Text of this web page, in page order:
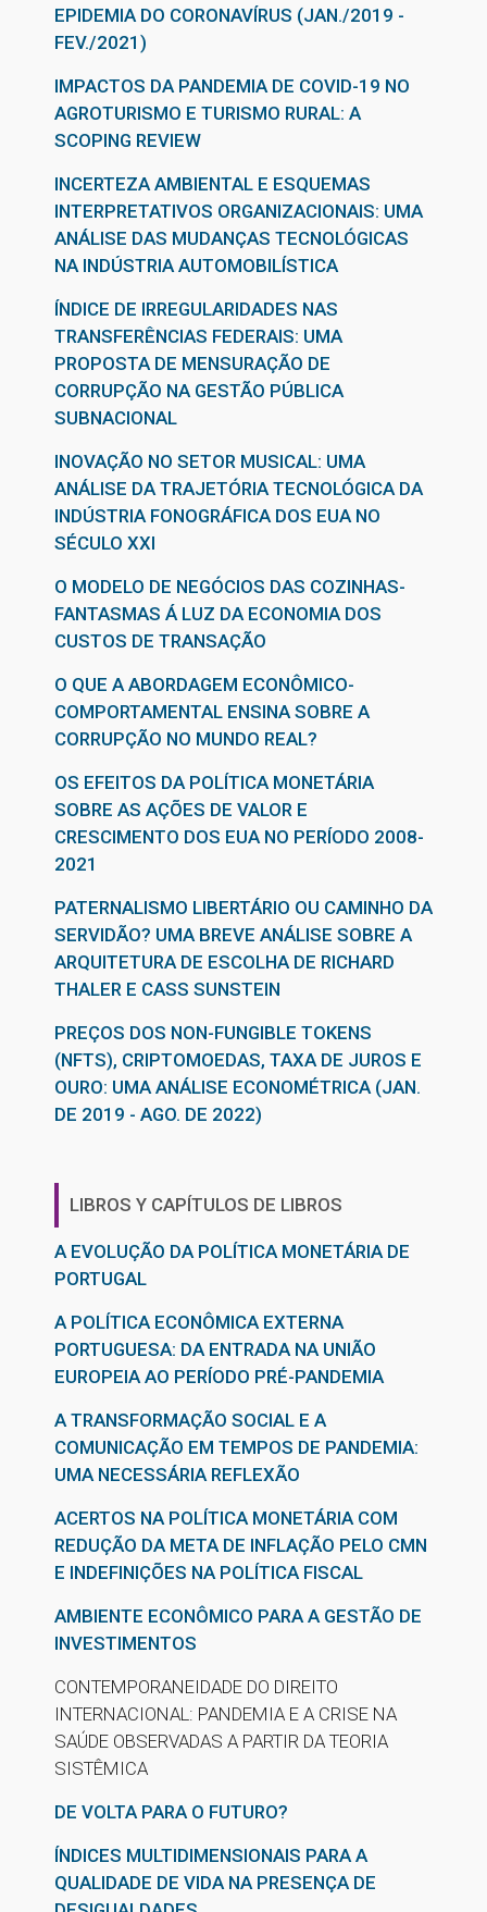
EPIDEMIA DO CORONAVÍRUS (JAN./2019 -
FEV./2021)
IMPACTOS DA PANDEMIA DE COVID-19 NO
AGROTURISMO E TURISMO RURAL: A
SCOPING REVIEW
INCERTEZA AMBIENTAL E ESQUEMAS
INTERPRETATIVOS ORGANIZACIONAIS: UMA
ANÁLISE DAS MUDANÇAS TECNOLÓGICAS
NA INDÚSTRIA AUTOMOBILÍSTICA
ÍNDICE DE IRREGULARIDADES NAS
TRANSFERÊNCIAS FEDERAIS: UMA
PROPOSTA DE MENSURAÇÃO DE
CORRUPÇÃO NA GESTÃO PÚBLICA
SUBNACIONAL
INOVAÇÃO NO SETOR MUSICAL: UMA
ANÁLISE DA TRAJETÓRIA TECNOLÓGICA DA
INDÚSTRIA FONOGRÁFICA DOS EUA NO
SÉCULO XXI
O MODELO DE NEGÓCIOS DAS COZINHAS-
FANTASMAS Á LUZ DA ECONOMIA DOS
CUSTOS DE TRANSAÇÃO
O QUE A ABORDAGEM ECONÔMICO-
COMPORTAMENTAL ENSINA SOBRE A
CORRUPÇÃO NO MUNDO REAL?
OS EFEITOS DA POLÍTICA MONETÁRIA
SOBRE AS AÇÕES DE VALOR E
CRESCIMENTO DOS EUA NO PERÍODO 2008-
2021
PATERNALISMO LIBERTÁRIO OU CAMINHO DA
SERVIDÃO? UMA BREVE ANÁLISE SOBRE A
ARQUITETURA DE ESCOLHA DE RICHARD
THALER E CASS SUNSTEIN
PREÇOS DOS NON-FUNGIBLE TOKENS
(NFTS), CRIPTOMOEDAS, TAXA DE JUROS E
OURO: UMA ANÁLISE ECONOMÉTRICA (JAN.
DE 2019 - AGO. DE 2022)
LIBROS Y CAPÍTULOS DE LIBROS
A EVOLUÇÃO DA POLÍTICA MONETÁRIA DE
PORTUGAL
A POLÍTICA ECONÔMICA EXTERNA
PORTUGUESA: DA ENTRADA NA UNIÃO
EUROPEIA AO PERÍODO PRÉ-PANDEMIA
A TRANSFORMAÇÃO SOCIAL E A
COMUNICAÇÃO EM TEMPOS DE PANDEMIA:
UMA NECESSÁRIA REFLEXÃO
ACERTOS NA POLÍTICA MONETÁRIA COM
REDUÇÃO DA META DE INFLAÇÃO PELO CMN
E INDEFINIÇÕES NA POLÍTICA FISCAL
AMBIENTE ECONÔMICO PARA A GESTÃO DE
INVESTIMENTOS
CONTEMPORANEIDADE DO DIREITO
INTERNACIONAL: PANDEMIA E A CRISE NA
SAÚDE OBSERVADAS A PARTIR DA TEORIA
SISTÊMICA
DE VOLTA PARA O FUTURO?
ÍNDICES MULTIDIMENSIONAIS PARA A
QUALIDADE DE VIDA NA PRESENÇA DE